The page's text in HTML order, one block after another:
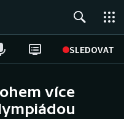
SLEDOVAT
více